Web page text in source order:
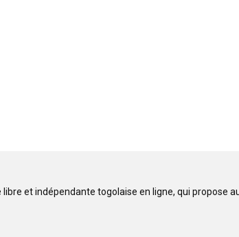
et indépendante togolaise en ligne, qui propose